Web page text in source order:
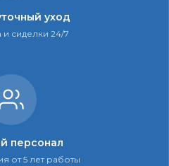
уход
и сиделки 24/7
персонал
от 5 лет работы